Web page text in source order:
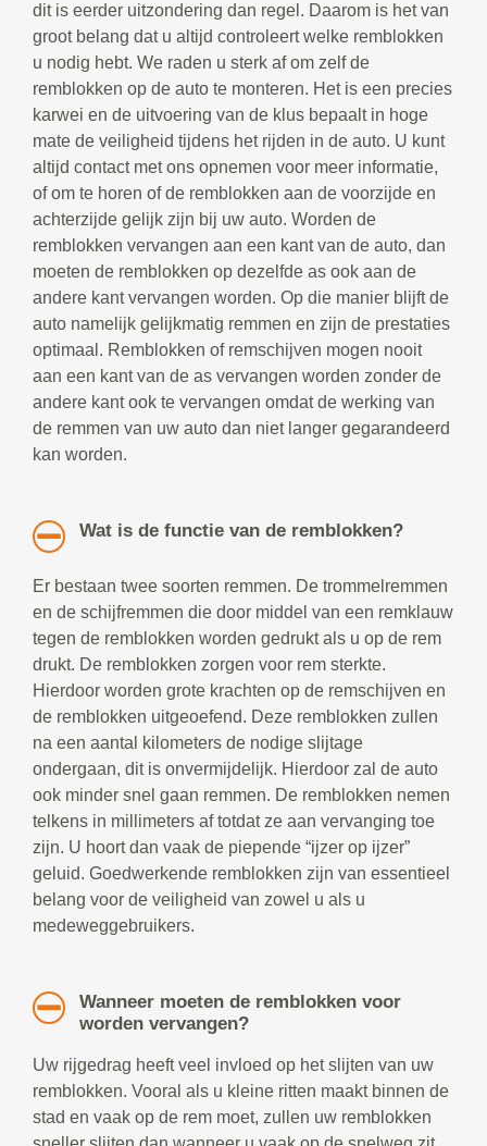
dit is eerder uitzondering dan regel. Daarom is het van
groot belang dat u altijd controleert welke remblokken
u nodig hebt. We raden u sterk af om zelf de
remblokken op de auto te monteren. Het is een precies
karwei en de uitvoering van de klus bepaalt in hoge
mate de veiligheid tijdens het rijden in de auto. U kunt
altijd contact met ons opnemen voor meer informatie,
of om te horen of de remblokken aan de voorzijde en
achterzijde gelijk zijn bij uw auto. Worden de
remblokken vervangen aan een kant van de auto, dan
moeten de remblokken op dezelfde as ook aan de
andere kant vervangen worden. Op die manier blijft de
auto namelijk gelijkmatig remmen en zijn de prestaties
optimaal. Remblokken of remschijven mogen nooit
aan een kant van de as vervangen worden zonder de
andere kant ook te vervangen omdat de werking van
de remmen van uw auto dan niet langer gegarandeerd
kan worden.
Wat is de functie van de remblokken?
Er bestaan twee soorten remmen. De trommelremmen
en de schijfremmen die door middel van een remklauw
tegen de remblokken worden gedrukt als u op de rem
drukt. De remblokken zorgen voor rem sterkte.
Hierdoor worden grote krachten op de remschijven en
de remblokken uitgeoefend. Deze remblokken zullen
na een aantal kilometers de nodige slijtage
ondergaan, dit is onvermijdelijk. Hierdoor zal de auto
ook minder snel gaan remmen. De remblokken nemen
telkens in millimeters af totdat ze aan vervanging toe
zijn. U hoort dan vaak de piepende “ijzer op ijzer”
geluid. Goedwerkende remblokken zijn van essentieel
belang voor de veiligheid van zowel u als u
medeweggebruikers.
Wanneer moeten de remblokken voor
worden vervangen?
Uw rijgedrag heeft veel invloed op het slijten van uw
remblokken. Vooral als u kleine ritten maakt binnen de
stad en vaak op de rem moet, zullen uw remblokken